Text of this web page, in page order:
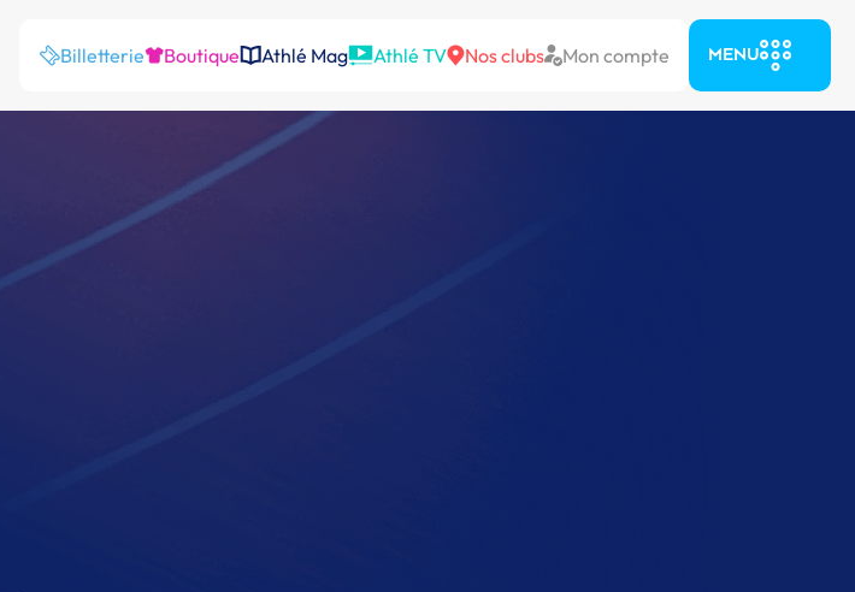
Billetterie Boutique Athlé Mag Athlé TV Nos clubs Mon compte MENU